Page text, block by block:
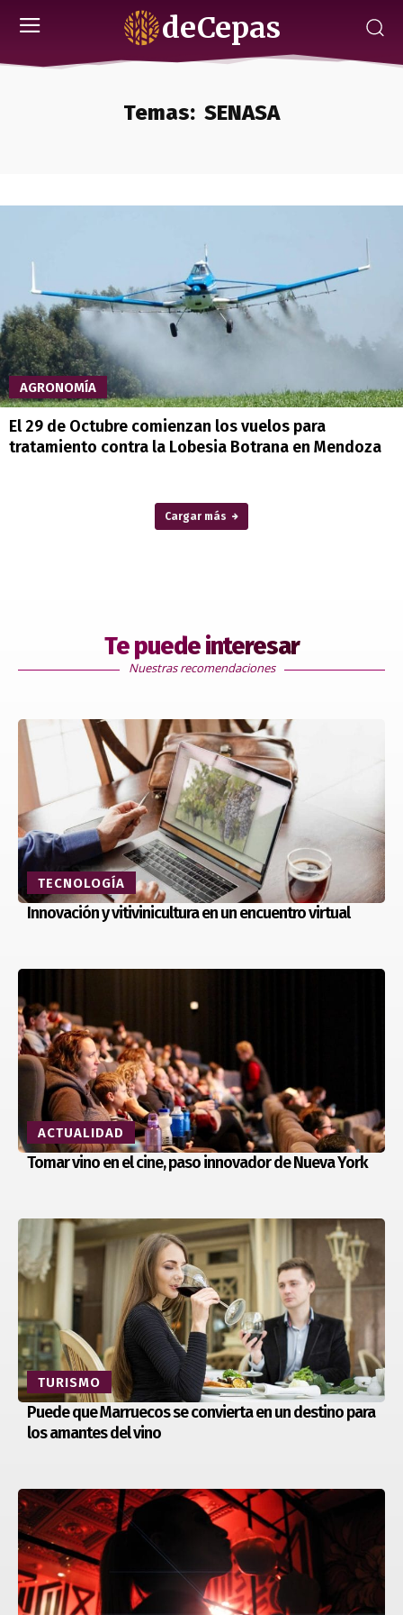
deCepas
Temas: SENASA
AGRONOMÍA
El 29 de Octubre comienzan los vuelos para
tratamiento contra la Lobesia Botrana en Mendoza
Cargar más
Te puede interesar
Nuestras recomendaciones
TECNOLOGÍA
Innovación y vitivinicultura en un encuentro virtual
ACTUALIDAD
Tomar vino en el cine, paso innovador de Nueva York
TURISMO
Puede que Marruecos se convierta en un destino para
los amantes del vino